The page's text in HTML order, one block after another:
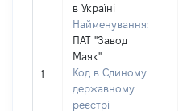
1
в Україні
Найменування:
ПАТ "Завод
Маяк"
Код в Єдиному
державному
реєстрі